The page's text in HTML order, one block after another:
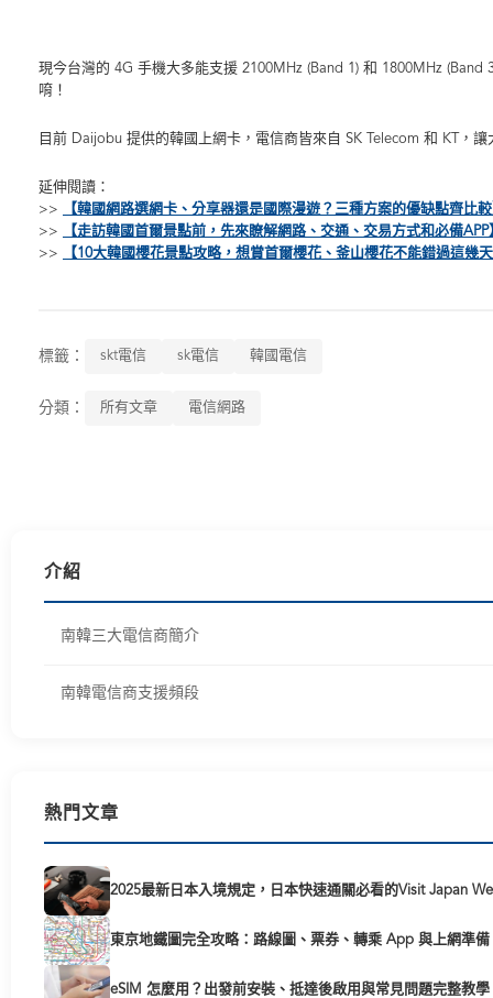
現今台灣的 4G 手機大多能支援 2100MHz (Band 1) 和 1800MHz
唷！
目前 Daijobu 提供的韓國上網卡，電信商皆來自 SK Telecom 和 KT，
延伸閱讀：
>>
【韓國網路選網卡、分享器還是國際漫遊？三種方案的優缺點齊比
>>
【走訪韓國首爾景點前，先來瞭解網路、交通、交易方式和必備APP
>>
【10大韓國櫻花景點攻略，想賞首爾櫻花、釜山櫻花不能錯過這幾
標籤： skt電信 sk電信 韓國電信
分類： 所有文章 電信網路
介紹
南韓三大電信商簡介
南韓電信商支援頻段
熱門文章
2025最新日本入境規定，日本快速通關必看的Visit Japan
東京地鐵圖完全攻略：路線圖、票券、轉乘 App 與上網準備
eSIM 怎麼用？出發前安裝、抵達後啟用與常見問題完整教學